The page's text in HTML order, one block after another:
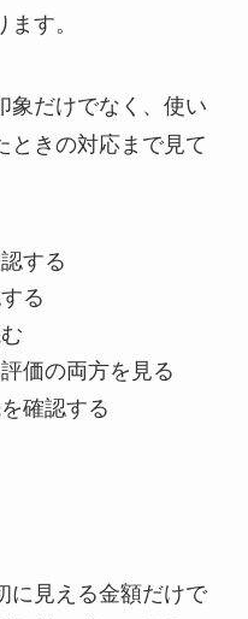
す。
象だけでなく、使い
ときの対応まで見て
する
る
価の両方を見る
確認する
に見える金額だけで